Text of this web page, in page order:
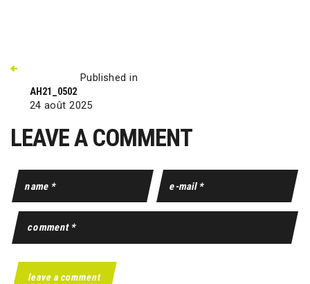
Published in
AH21_0502
24 août 2025
LEAVE A COMMENT